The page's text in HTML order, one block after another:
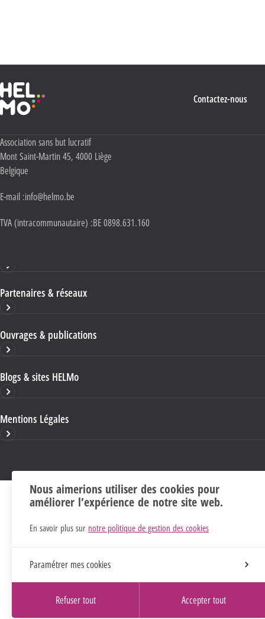
Haute École Libre Mosane
Contactez-nous
Adresse :
Association sans but lucratif
Mont Saint-Martin 45, 4000 Liège
Belgique
E-mail :info@helmo.be
TVA (intracommunautaire) :BE 0898.631.160
Partenaires & réseaux
Ouvrages & publications
Blogs & sites HELMo
Mentions Légales
Nous aimerions utiliser des cookies pour
améliorer l’expérience de notre site web.
En savoir plus sur notre politique de gestion des cookies
Paramétrer mes cookies
Refuser tout Accepter tout